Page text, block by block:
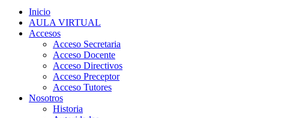
Inicio
AULA VIRTUAL
Accesos
Acceso Secretaria
Acceso Docente
Acceso Directivos
Acceso Preceptor
Acceso Tutores
Nosotros
Historia